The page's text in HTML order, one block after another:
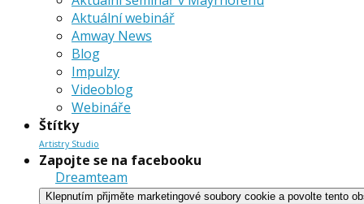
Aktuální webinář
Amway News
Blog
Impulzy
Videoblog
Webináře
Štítky
Artistry Studio
Zapojte se na facebooku
Dreamteam
Klepnutím přijměte marketingové soubory cookie a povolte tento